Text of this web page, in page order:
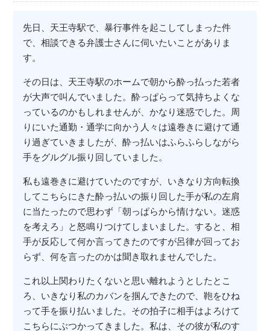
先日、天王寺駅で、暴行事件を起こしてしまった件
で、相談できる弁護士さんに伺いたいことがありま
す。
その日は、天王寺駅のホームで朝から酔っ払った若者
が大声で叫んでいました。酔っぱらって気持ちよくな
っているのかもしれませんが、かなり迷惑でした。周
りにいた通勤・通学に向かう人々は遠巻きに避けて通
り過ぎていきましたが、酔っ払いはふらふらしながら
手をグルグル振り回していました。
私も遠巻きに避けていたのですが、いきなり方向転換
してこちらにきた酔っ払いの振り回した手が私の左肩
に当たったので思わず「朝っぱらから情けない。迷惑
を考えろ」と怒鳴りつけてしまいました。すると、相
手が反応して何か言ってきたのですが呂律が回ってお
らず、何を言ったのかは聞き取れませんでした。
これ以上関わりたくないと思い離れようとしたとこ
ろ、いきなり私のカバンを掴んできたので、鞄をひね
って手を振り払いました。その拍子に相手はよろけて
こちらにぶつかってきました。私は、その彼が私のす